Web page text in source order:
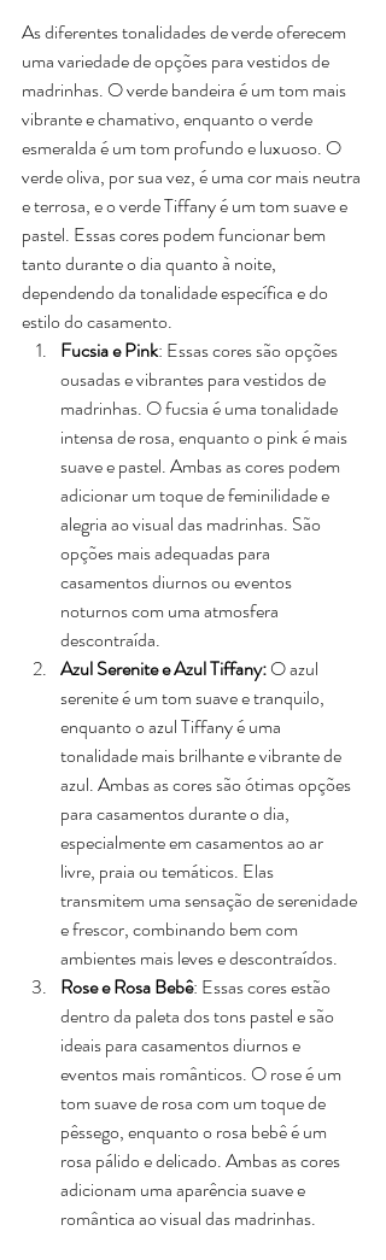
As diferentes tonalidades de verde oferecem
uma variedade de opções para vestidos de
madrinhas. O verde bandeira é um tom mais
vibrante e chamativo, enquanto o verde
esmeralda é um tom profundo e luxuoso. O
verde oliva, por sua vez, é uma cor mais neutra
e terrosa, e o verde Tiffany é um tom suave e
pastel. Essas cores podem funcionar bem
tanto durante o dia quanto à noite,
dependendo da tonalidade específica e do
estilo do casamento.
Fucsia e Pink: Essas cores são opções
ousadas e vibrantes para vestidos de
madrinhas. O fucsia é uma tonalidade
intensa de rosa, enquanto o pink é mais
suave e pastel. Ambas as cores podem
adicionar um toque de feminilidade e
alegria ao visual das madrinhas. São
opções mais adequadas para
casamentos diurnos ou eventos
noturnos com uma atmosfera
descontraída.
Azul Serenite e Azul Tiffany: O azul
serenite é um tom suave e tranquilo,
enquanto o azul Tiffany é uma
tonalidade mais brilhante e vibrante de
azul. Ambas as cores são ótimas opções
para casamentos durante o dia,
especialmente em casamentos ao ar
livre, praia ou temáticos. Elas
transmitem uma sensação de serenidade
e frescor, combinando bem com
ambientes mais leves e descontraídos.
Rose e Rosa Bebê: Essas cores estão
dentro da paleta dos tons pastel e são
ideais para casamentos diurnos e
eventos mais românticos. O rose é um
tom suave de rosa com um toque de
pêssego, enquanto o rosa bebê é um
rosa pálido e delicado. Ambas as cores
adicionam uma aparência suave e
romântica ao visual das madrinhas.